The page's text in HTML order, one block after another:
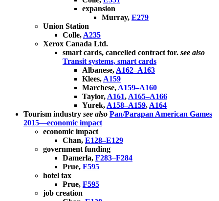
expansion
Murray, E279
Union Station
Colle, A235
Xerox Canada Ltd.
smart cards, cancelled contract for. see also
Transit systems, smart cards
Albanese, A162–A163
Klees, A159
Marchese, A159–A160
Taylor, A161, A165–A166
Yurek, A158–A159, A164
Tourism industry see also Pan/Parapan American Games
2015—economic impact
economic impact
Chan, E128–E129
government funding
Damerla, F283–F284
Prue, F595
hotel tax
Prue, F595
job creation